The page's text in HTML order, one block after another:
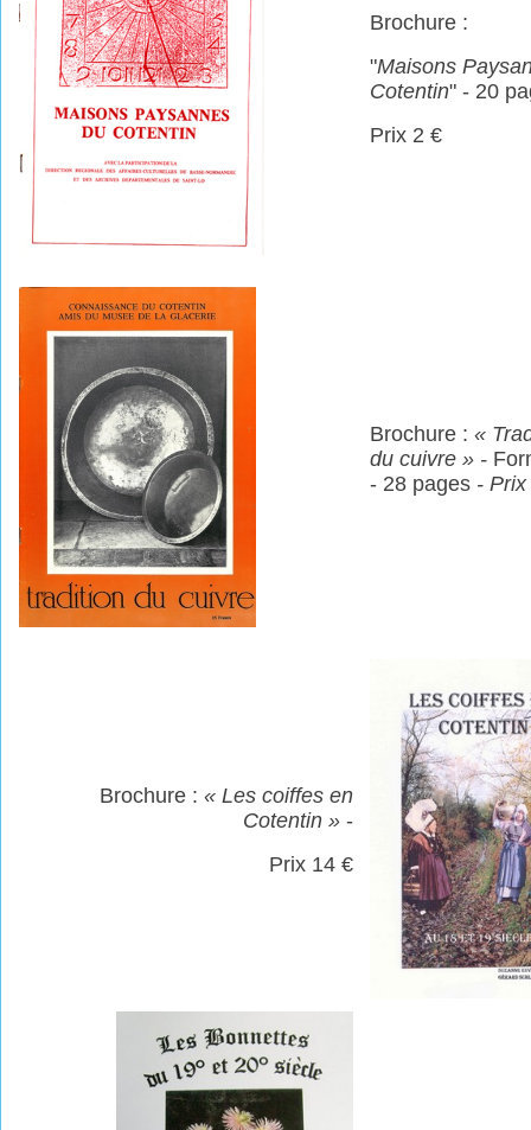
Brochure :
"Maisons
Cotentin" - 20
Prix 2 €
Brochure :«
du cuivre » -
- 28 pages -
Brochure :«Les coiffesen
Cotentin »-
Prix 14 €